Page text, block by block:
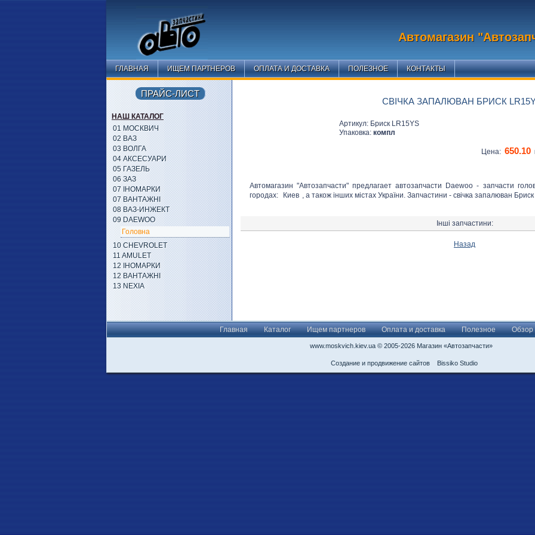
Автомагазин
ГЛАВНАЯ ИЩЕМ ПАРТНЕРОВ ОПЛАТА И ДОСТАВКА ПОЛЕЗНОЕ КОНТАКТЫ
СВІЧКА ЗАПАЛЮВАН БРИСК
Артикул: Бриск LR15YS
Упаковка: компл
Цена: 650.10
Автомагазин "Автозапчасти" предлагает автозапчасти Daewoo - запчасти
городах:
Киев , а також інших містах України. Запчастини - свічка запалюван
Інші запчастини:
Назад
ПРАЙС-ЛИСТ
НАШ КАТАЛОГ
01 МОСКВИЧ
02 ВАЗ
03 ВОЛГА
04 АКСЕСУАРИ
05 ГАЗЕЛЬ
06 ЗАЗ
07 ІНОМАРКИ
07 ВАНТАЖНІ
08 ВАЗ-ИНЖЕКТ
09 DAEWOO
Головна
10 CHEVROLET
11 AMULET
12 ІНОМАРКИ
12 ВАНТАЖНІ
13 NEXIA
Главная Каталог Ищем партнеров Оплата и доставка Полезное Обзор
www.moskvich.kiev.ua © 2005-2026 Магазин «Автозапчасти»
Создание и продвижение сайтов Bissiko Studio